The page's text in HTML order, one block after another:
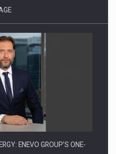
ENEVO GROUP’S ONE-